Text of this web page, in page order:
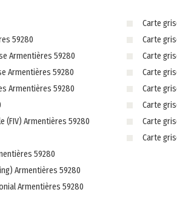
59280
Armentières 59280
Armentières 59280
Armentières 59280
(FIV) Armentières 59280
59280
Armentières 59280
Armentières 59280
Carte
Carte
Carte
Carte
Carte
Carte
Carte
Carte